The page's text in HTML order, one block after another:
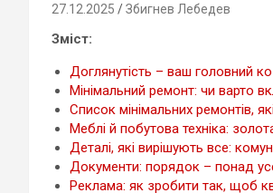
27.12.2025 Збигнев Лебедев
Зміст:
Доглянутість – ваш головний
Мінімальний ремонт: чи варто
Список мінімальних ремонтів,
Меблі й побутова техніка:
Деталі, які вирішують все:
Документи: порядок – понад
Реклама: як зробити так, щоб